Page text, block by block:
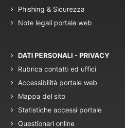
Phishing & Sicurezza
Note legali portale web
DATI PERSONALI - PRIVACY
Rubrica contatti ed uffici
Accessibilità portale web
Mappa del sito
Statistiche accessi portale
Questionari online